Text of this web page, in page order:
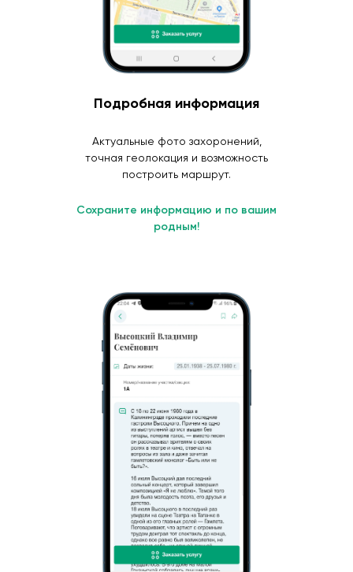
Подробная информация
Актуальные фото захоронений,
точная геолокация и возможность
построить маршрут.
Сохраните информацию и по вашим
родным!